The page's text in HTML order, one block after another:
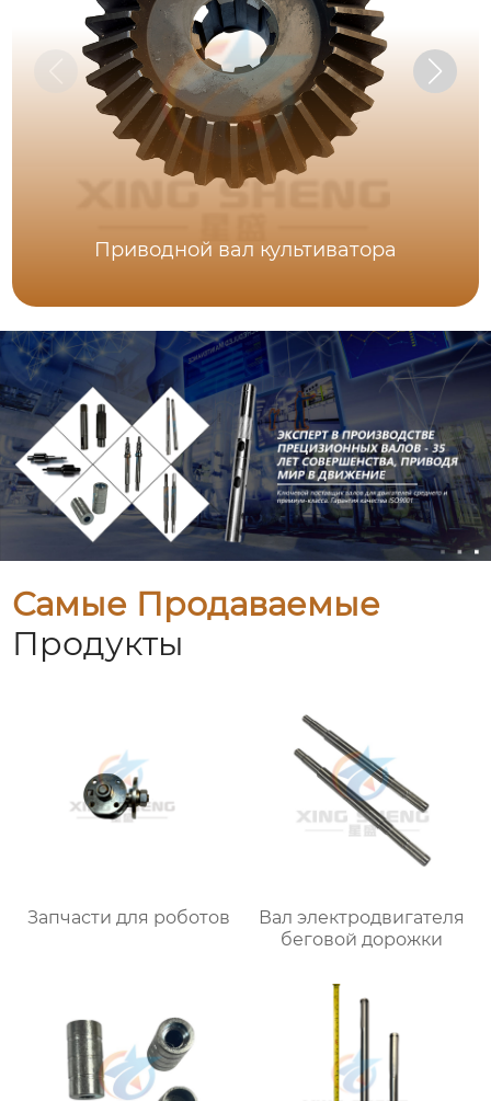
Приводной вал культиватора
Самые Продаваемые
Продукты
Запчасти для роботов
Вал электродвигателя
беговой дорожки